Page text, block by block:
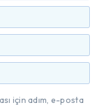
için adım, e-posta